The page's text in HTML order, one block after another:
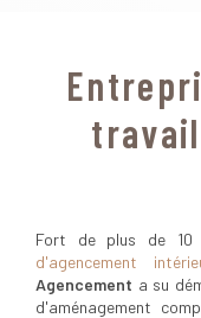
Fort de plus de 10
d'agencement
Agencement a su
d'aménagement